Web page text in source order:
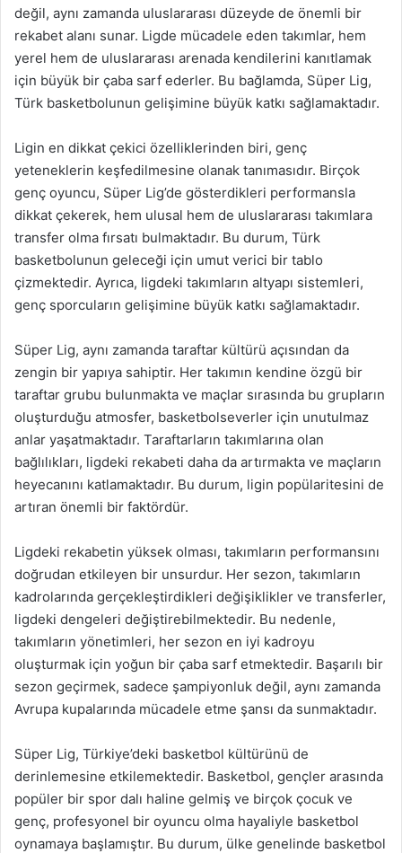
değil, aynı zamanda uluslararası düzeyde de önemli bir
rekabet alanı sunar. Ligde mücadele eden takımlar, hem
yerel hem de uluslararası arenada kendilerini kanıtlamak
için büyük bir çaba sarf ederler. Bu bağlamda, Süper Lig,
Türk basketbolunun gelişimine büyük katkı sağlamaktadır.
Ligin en dikkat çekici özelliklerinden biri, genç
yeteneklerin keşfedilmesine olanak tanımasıdır. Birçok
genç oyuncu, Süper Lig’de gösterdikleri performansla
dikkat çekerek, hem ulusal hem de uluslararası takımlara
transfer olma fırsatı bulmaktadır. Bu durum, Türk
basketbolunun geleceği için umut verici bir tablo
çizmektedir. Ayrıca, ligdeki takımların altyapı sistemleri,
genç sporcuların gelişimine büyük katkı sağlamaktadır.
Süper Lig, aynı zamanda taraftar kültürü açısından da
zengin bir yapıya sahiptir. Her takımın kendine özgü bir
taraftar grubu bulunmakta ve maçlar sırasında bu grupların
oluşturduğu atmosfer, basketbolseverler için unutulmaz
anlar yaşatmaktadır. Taraftarların takımlarına olan
bağlılıkları, ligdeki rekabeti daha da artırmakta ve maçların
heyecanını katlamaktadır. Bu durum, ligin popülaritesini de
artıran önemli bir faktördür.
Ligdeki rekabetin yüksek olması, takımların performansını
doğrudan etkileyen bir unsurdur. Her sezon, takımların
kadrolarında gerçekleştirdikleri değişiklikler ve transferler,
ligdeki dengeleri değiştirebilmektedir. Bu nedenle,
takımların yönetimleri, her sezon en iyi kadroyu
oluşturmak için yoğun bir çaba sarf etmektedir. Başarılı bir
sezon geçirmek, sadece şampiyonluk değil, aynı zamanda
Avrupa kupalarında mücadele etme şansı da sunmaktadır.
Süper Lig, Türkiye’deki basketbol kültürünü de
derinlemesine etkilemektedir. Basketbol, gençler arasında
popüler bir spor dalı haline gelmiş ve birçok çocuk ve
genç, profesyonel bir oyuncu olma hayaliyle basketbol
oynamaya başlamıştır. Bu durum, ülke genelinde basketbol